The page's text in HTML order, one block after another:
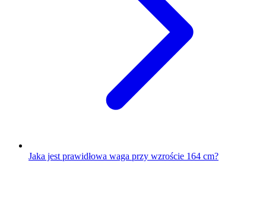
Jaka jest prawidłowa waga przy wzroście 164 cm?